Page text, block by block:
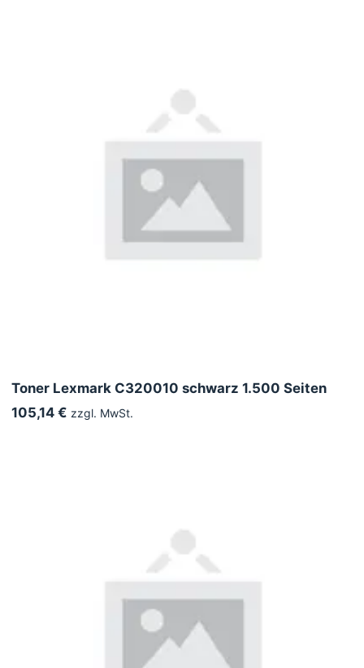
Toner Lexmark C320010 schwarz 1.500 Seiten
105,14 € zzgl. MwSt.